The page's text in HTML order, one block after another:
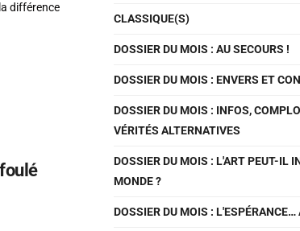
différence
CLASSIQUE(S)
DOSSIER DU MOIS : AU SECOURS !
DOSSIER DU MOIS : ENVERS ET
DOSSIER DU MOIS : INFOS,
VÉRITÉS ALTERNATIVES
DOSSIER DU MOIS : L'ART PEUT-IL
MONDE ?
DOSSIER DU MOIS : L'ESPÉRANCE…